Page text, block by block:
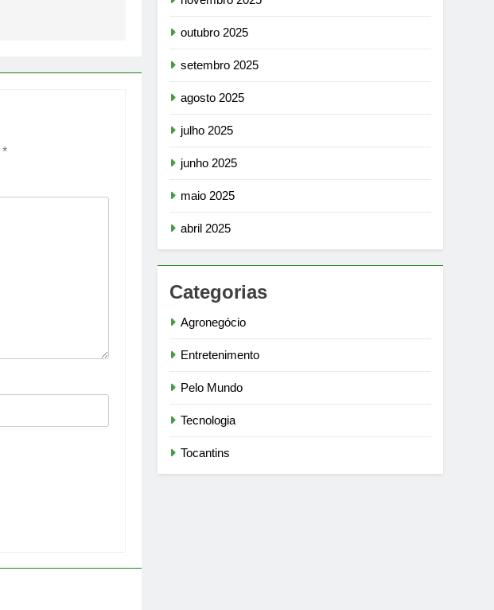
*
outubro 2025
setembro 2025
agosto 2025
julho 2025
junho 2025
maio 2025
abril 2025
Categorias
Agronegócio
Entretenimento
Pelo Mundo
Tecnologia
Tocantins